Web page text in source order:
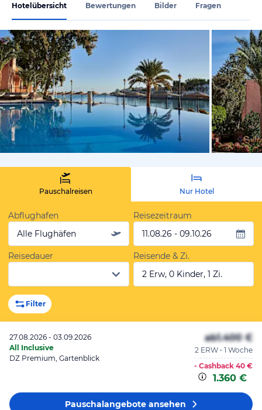
Hotelübersicht Bewertungen Bilder Fragen
vom
Pauschalreisen Nur Hotel
Abflughafen
Alle Flughäfen
Reisezeitraum
11.08.26 - 09.10.26
Reisedauer
Reisende & Zi.
2 Erw, 0 Kinder, 1 Zi.
Filter
27.08.2026 - 03.09.2026
All Inclusive
DZ Premium, Gartenblick
ab1.400 €
2 ERW • 1 Woche
- Cashback 40 €
1.360 €
Pauschalangeboteansehen